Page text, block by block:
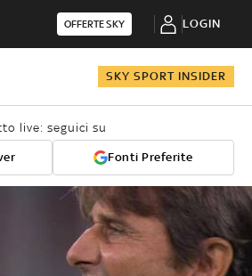
OFFERTE SKY LOGIN
SKY SPORT INSIDER
live: seguici su
Fonti Preferite